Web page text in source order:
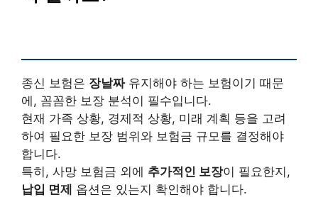
종신 보험은 장날짜유지해야 하는 보험이기 때문
에, 꼼꼼한 보장 분석이 필수입니다.
현재 가족 상황, 경제적 상황, 미래 계획 등을 고려
하여 필요한 보장 범위와 보험금 규모를 결정해야
합니다.
특히, 사망 보험금 외에 추가적인 보장이 필요한지,
납입 면제 옵션은 있는지 확인해야 합니다.